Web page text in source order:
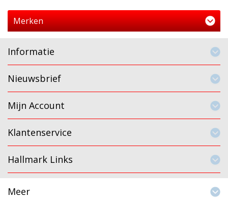
Merken
Informatie
Nieuwsbrief
Mijn Account
Klantenservice
Hallmark Links
Meer